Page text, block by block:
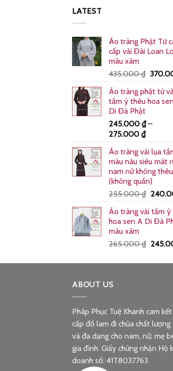
LATEST
Áo tràng Phật Tử
cấp vải Đài Loan
màu xám
435.000₫ Giá
là:
Áo tràng phật tử
tầm ý thêu hoa
Di Đà Phật
245.000 ₫ –
275.000 ₫Khoảng
từ
đến
275.000
Áo tràng vải lụa
màu nâu siêu mát
nam nữ không thêu
(không quần)
255.000₫ Giá
là:
Áo tràng vải tầm ý
hoa sen A Di Đà
màu xám
265.000₫ Giá
là:
ABOUT US
Pháp Phục Tuệ Khanh cam
cấp đồ lam đi chùa chất lượng
và đa dạng cho nam, nữ, mẹ
gia đình. Giấy chứng nhận Hộ
doanh số: 41T8037763